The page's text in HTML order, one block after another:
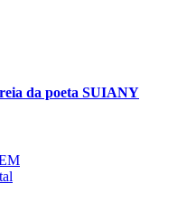
da poeta SUIANY